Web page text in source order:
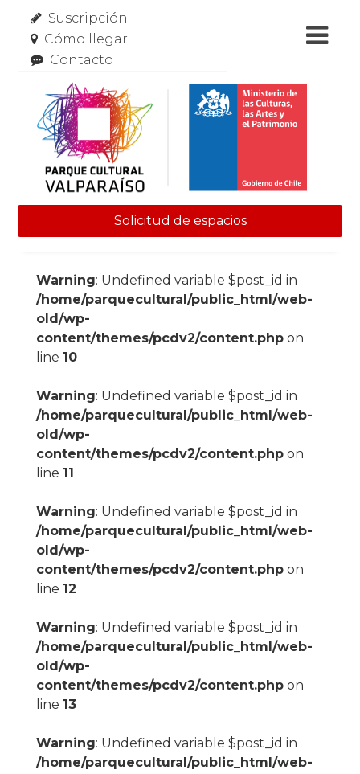
Suscripción
Cómo llegar
Contacto
Solicitud de espacios
Warning: Undefined variable $post_id in
/home/parquecultural/public_html/web-
old/wp-
content/themes/pcdv2/content.phpon
line 10
Warning: Undefined variable $post_id in
/home/parquecultural/public_html/web-
old/wp-
content/themes/pcdv2/content.phpon
line 11
Warning: Undefined variable $post_id in
/home/parquecultural/public_html/web-
old/wp-
content/themes/pcdv2/content.phpon
line 12
Warning: Undefined variable $post_id in
/home/parquecultural/public_html/web-
old/wp-
content/themes/pcdv2/content.phpon
line 13
Warning: Undefined variable $post_id in
/home/parquecultural/public_html/web-